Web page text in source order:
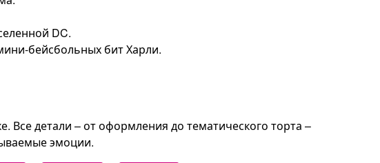
DC.
бейсбольных бит Харли.
детали – от оформления до тематического торта –
эмоции.